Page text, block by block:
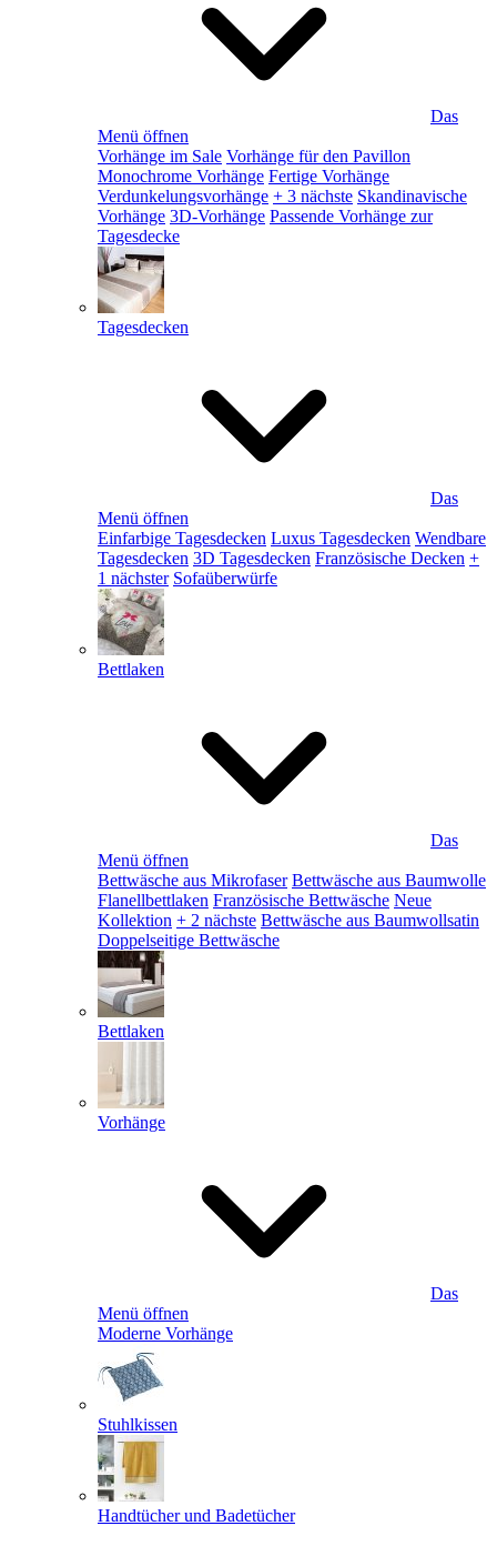
Das
Menü öffnen
Vorhänge im Sale Vorhänge für den Pavillon
Monochrome Vorhänge Fertige Vorhänge
Verdunkelungsvorhänge + 3 nächste Skandinavische
Vorhänge 3D-Vorhänge Passende Vorhänge zur
Tagesdecke
Tagesdecken
Das
Menü öffnen
Einfarbige Tagesdecken Luxus Tagesdecken Wendbare
Tagesdecken 3D Tagesdecken Französische Decken +
1 nächster Sofaüberwürfe
Bettlaken
Das
Menü öffnen
Bettwäsche aus Mikrofaser Bettwäsche aus Baumwolle
Flanellbettlaken Französische Bettwäsche Neue
Kollektion + 2 nächste Bettwäsche aus Baumwollsatin
Doppelseitige Bettwäsche
Bettlaken
Vorhänge
Das
Menü öffnen
Moderne Vorhänge
Stuhlkissen
Handtücher und Badetücher